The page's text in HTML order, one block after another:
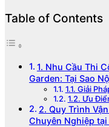
Table of Contents
1. Nhu Cầu Thi
Garden: Tại Sao
1.1. Giải
1.2. Ưu
2. Quy Trình
Chuyên Nghiệp tại